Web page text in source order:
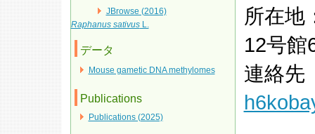
JBrowse (2016)
Raphanus sativusL.
データ
Mouse gametic DNA methylomes
Publications
Publications (2025)
所在地
12号館
連絡先